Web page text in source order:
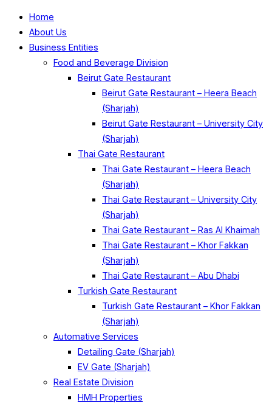
Home
About Us
Business Entities
Food and Beverage Division
Beirut Gate Restaurant
Beirut Gate Restaurant – Heera Beach
(Sharjah)
Beirut Gate Restaurant – University City
(Sharjah)
Thai Gate Restaurant
Thai Gate Restaurant – Heera Beach
(Sharjah)
Thai Gate Restaurant – University City
(Sharjah)
Thai Gate Restaurant – Ras Al Khaimah
Thai Gate Restaurant – Khor Fakkan
(Sharjah)
Thai Gate Restaurant – Abu Dhabi
Turkish Gate Restaurant
Turkish Gate Restaurant – Khor Fakkan
(Sharjah)
Automative Services
Detailing Gate (Sharjah)
EV Gate (Sharjah)
Real Estate Division
HMH Properties